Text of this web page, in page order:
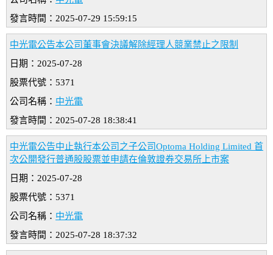
發言時間：2025-07-29 15:59:15
中光電公告本公司董事會決議解除經理人競業禁止之限制
日期：2025-07-28
股票代號：5371
公司名稱： 中光電
發言時間：2025-07-28 18:38:41
中光電公告中止執行本公司之子公司Optoma Holding Limited 首
次公開發行普通股股票並申請在倫敦證券交易所上市案
日期：2025-07-28
股票代號：5371
公司名稱： 中光電
發言時間：2025-07-28 18:37:32